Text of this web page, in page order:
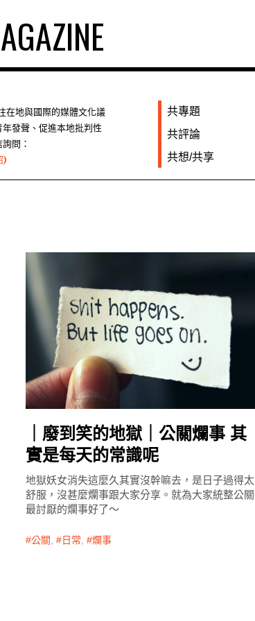
在地與國際的媒體文化議
發聲、促進本地批判性
問：
)
共專題
共評論
共想/共享
｜廢到笑的地獄｜公關爛事 其
實是每天的常識呢
地獄妖女消失這麼久其實沒幹嘛去，是日子過得太
舒服，沒甚麼爛事跟大家分享。就為大家統整公關
最討厭的爛事好了～
公關, 日常, 爛事